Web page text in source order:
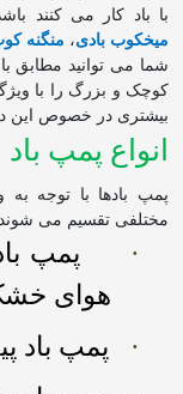
با باد کار می کنند
میخکوب بادی، منگنه
شما می توانید مطابق با
کوچک و بزرگ را با
بیشتری در خصوص این
انواع پمپ باد
پمپ بادها با توجه
مختلفی تقسیم می شوند.
·
پمپ
هوای
·
پمپ باد